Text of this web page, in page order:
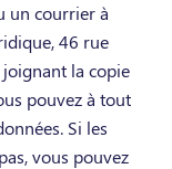
un courrier à
46 rue
joignant la copie
pouvez à tout
Si les
vous pouvez